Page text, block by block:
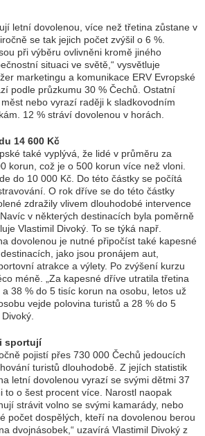
letní dovolenou, více než třetina zůstane v
se tak jejich počet zvýšil o 6 %.
při výběru ovlivněni kromě jiného
situaci ve světě ,“ vysvětluje
marketingu a komunikace ERV Evropské
podle průzkumu 30 % Čechů. Ostatní
nebo vyrazí raději k sladkovodním
12 % stráví dovolenou v horách.
14 600 Kč
také vyplývá, že lidé v průměru za
korun, což je o 500 korun více než vloni.
do 10 000 Kč. Do této částky se počítá
O rok dříve se do této částky
zdražily vlivem dlouhodobé intervence
v některých destinacích byla poměrně
Vlastimil Divoký. To se týká např.
dovolenou je nutné připočíst také kapesné
jako jsou pronájem aut,
atrakce a výlety. Po zvýšení kurzu
méně. „ Za kapesné dříve utratila třetina
38 % do 5 tisíc korun na osobu, letos už
vejde polovina turistů a 28 % do 5
sportují
pojistí přes 730 000 Čechů jedoucích
turistů dlouhodobě. Z jejích statistik
letní dovolenou vyrazí se svými dětmi 37
to o šest procent více. Narostl naopak
strávit volno se svými kamarády, nebo
počet dospělých, kteří na dovolenou berou
dvojnásobek, “ uzavírá Vlastimil Divoký z